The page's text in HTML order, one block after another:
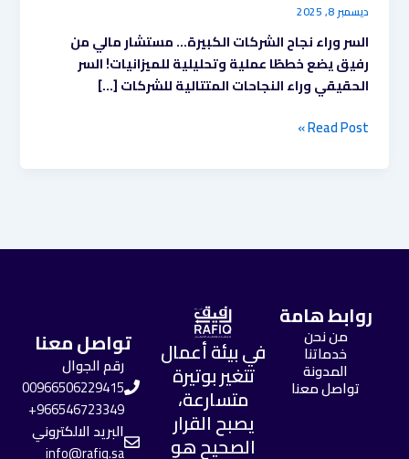
ديسمبر 8, 2025
السر وراء نجاح الشركات الكبيرة… مستشار مالي من
رفيق يضع خططًا عملية وتحليلية للميزانيات! السر
الحقيقي وراء النجاحات المتتالية للشركات […]
Read Post »
روابط هامة
من نحن
خدماتنا
المدونة
تواصل معنا
في بيئة أعمال
تتغير بوتيرة
متسارعة،
يصبح القرار
الصحيح هو
تواصل معنا
رقم الجوال
00966506229415
966546723349+
البريد الالكتروني
info@rafiq.sa